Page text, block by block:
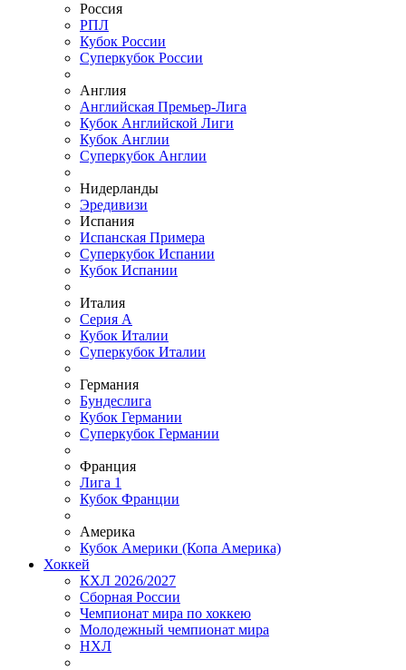
Россия
РПЛ
Кубок России
Суперкубок России
Англия
Английская Премьер-Лига
Кубок Английской Лиги
Кубок Англии
Суперкубок Англии
Нидерланды
Эредивизи
Испания
Испанская Примера
Суперкубок Испании
Кубок Испании
Италия
Серия А
Кубок Италии
Суперкубок Италии
Германия
Бундеслига
Кубок Германии
Суперкубок Германии
Франция
Лига 1
Кубок Франции
Америка
Кубок Америки (Копа Америка)
Хоккей
КХЛ 2026/2027
Сборная России
Чемпионат мира по хоккею
Молодежный чемпионат мира
НХЛ